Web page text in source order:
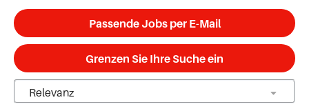
Passende Jobs per E-Mail
Grenzen Sie Ihre Suche ein